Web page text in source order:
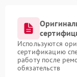
Используются
сертификацию
работу после
обязательств